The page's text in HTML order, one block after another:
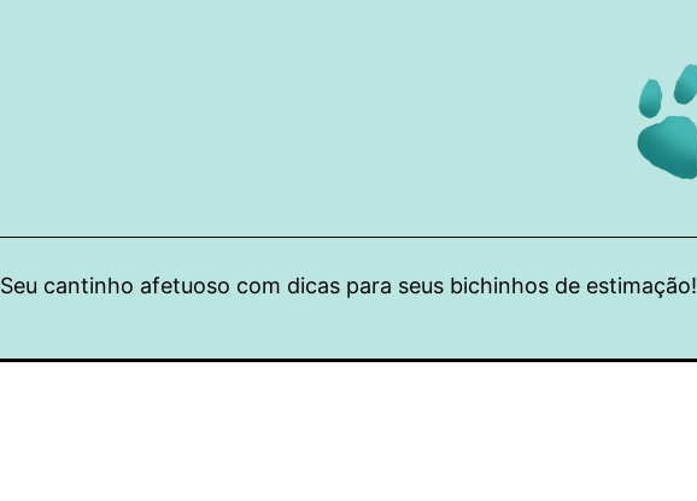
Seu cantinho afetuoso com dicas para seus bichinhos de estimação!